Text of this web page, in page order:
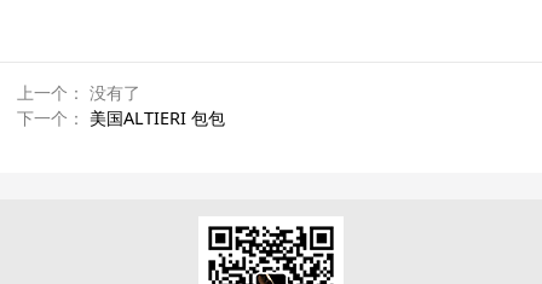
上一个： 没有了
下一个： 美国ALTIERI 包包